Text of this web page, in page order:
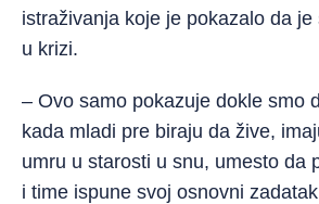
istraživanja koje je pokazalo da
u krizi.
– Ovo samo pokazuje dokle smo
kada mladi pre biraju da žive,
umru u starosti u snu, umesto da
i time ispune svoj osnovni